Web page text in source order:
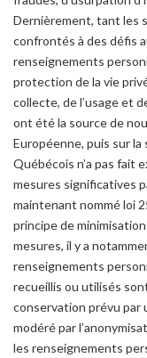
Dernièrement, tant les
confrontés à des défis
renseignements
protection de la vie
collecte, de l’usage et
ont été la source de
Européenne, puis sur la
Québécois n’a pas fait
mesures significatives
maintenant nommé loi
principe de
mesures, il y a
renseignements
recueillis ou utilisés
conservation prévu par
modéré par
les renseignements